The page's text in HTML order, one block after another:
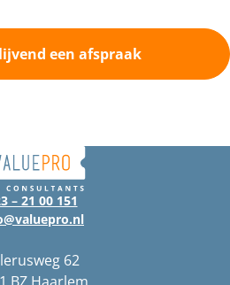
een afspraak
– 21 00 151
62